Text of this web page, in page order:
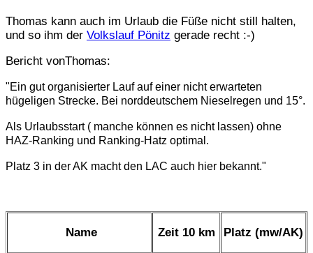
Thomas kann auch im Urlaub die Füße nicht still halten,
und so ihm der Volkslauf Pönitz gerade recht :-)
Bericht vonThomas:
"Ein gut organisierter Lauf auf einer nicht erwarteten
hügeligen Strecke. Bei norddeutschem Nieselregen und 15°.
Als Urlaubsstart ( manche können es nicht lassen) ohne
HAZ-Ranking und Ranking-Hatz optimal.
Platz 3 in der AK macht den LAC auch hier bekannt."
Name Zeit 10 km Platz (mw/AK)